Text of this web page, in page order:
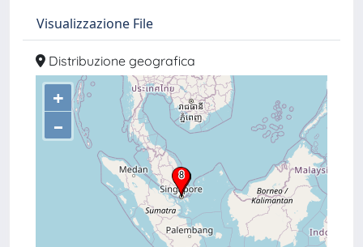
Visualizzazione File
Distribuzione geografica
+
–